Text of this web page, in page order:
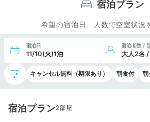
宿泊プラン
希望の宿泊日、人数で空室状況
宿泊日
11/10(火)1泊
宿泊者数 /
大人2名 /
キャンセル無料（期限あり） 朝食付 朝
宿泊プラン2